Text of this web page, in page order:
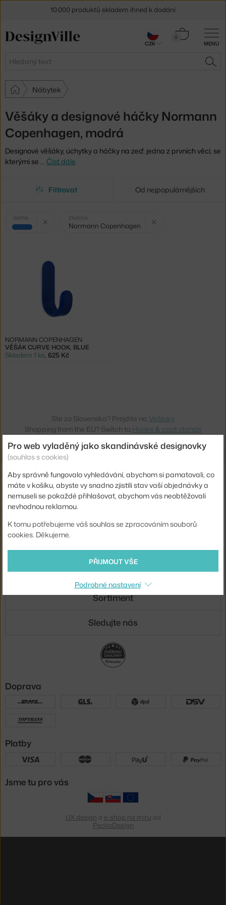
MENU
Hledat
0
Košík
Nábytek
Věšáky a designové háčky Normann
Copenhagen, modrá
Designové věšáky, úchytky a háčky na zeď: jedna z prvních věcí, se
kterými se … Číst dále
Filtrovat Od nejpopulárnějších
Vybrané
filtry:
BARVA
modrá
ZNAČKA
Normann Copenhagen
VĚŠÁK CURVE HOOK, BLUE
NORMANN COPENHAGEN
Skladem 1 ks 625 Kč
Ste zo Slovenska? Prejdite na Vešiaky
Shopping from the EU? Switch to Hooks & coat stands
10.000 produktů skladem ihned k dodání
30 dní na vrácení zbožíCZK
Pro web vyladěný jako skandinávské designovky
(souhlas s cookies)
Aby správně fungovalo vyhledávání, abychom si pamatovali, co
máte v košíku, abyste vy snadno zjistili stav vaší objednávky a
nemuseli se pokaždé přihlašovat, abychom vás neobtěžovali
nevhodnou reklamou.
K tomu potřebujeme váš souhlas se zpracováním souborů
cookies. Děkujeme.
PŘIJMOUT VŠE
Podrobné nastavení
Novinky e-mailem
ODESLAT
O nás
Nákup
Sortiment
Sledujte nás
Doprava
Platby
Jsme tu pro vás
UX design a e-shop na míru od
PeckaDesign